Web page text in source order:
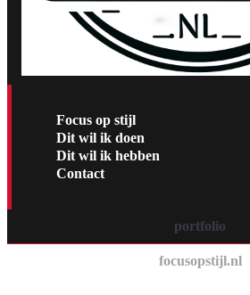
Focus op stijl
Dit wil ik doen
Dit wil ik hebben
Contact
portfolio
focusopstijl.nl